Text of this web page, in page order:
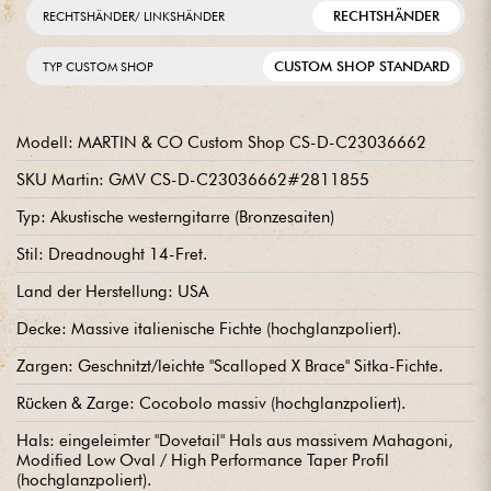
RECHTSHÄNDER/ LINKSHÄNDER RECHTSHÄNDER
TYP CUSTOM SHOP CUSTOM SHOP STANDARD
Modell: MARTIN & CO Custom Shop CS-D-C23036662
SKU Martin: GMV CS-D-C23036662#2811855
Typ: Akustische westerngitarre (Bronzesaiten)
Stil: Dreadnought 14-Fret.
Land der Herstellung: USA
Decke: Massive italienische Fichte (hochglanzpoliert).
Zargen: Geschnitzt/leichte "Scalloped X Brace" Sitka-Fichte.
Rücken & Zarge: Cocobolo massiv (hochglanzpoliert).
Hals: eingeleimter "Dovetail" Hals aus massivem Mahagoni,
Modified Low Oval / High Performance Taper Profil
(hochglanzpoliert).